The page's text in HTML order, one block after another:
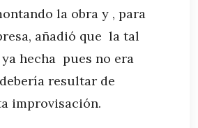
la obra y , para
añadió que la tal
hecha pues no era
resultar de
improvisación.